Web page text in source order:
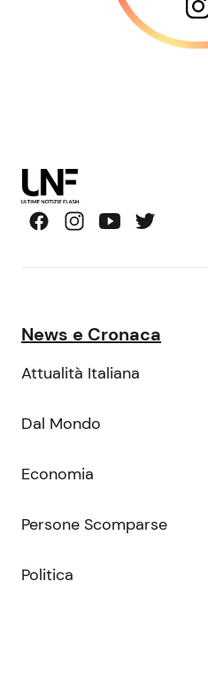
News e Cronaca
Attualità Italiana
Dal Mondo
Economia
Persone Scomparse
Politica